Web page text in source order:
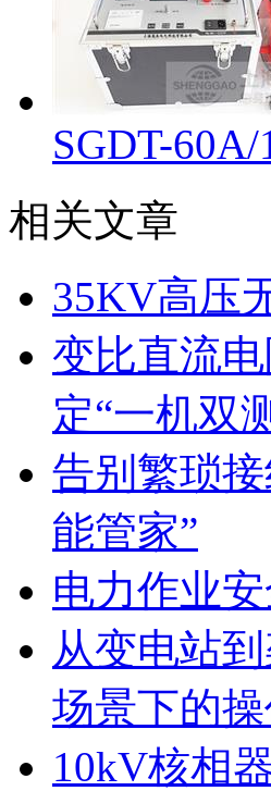
SGDT-
相关文章
35KV高压
变比直流
定“一机双
告别繁琐
能管家”
电力作业
从变电站
场景下的
10kV核相